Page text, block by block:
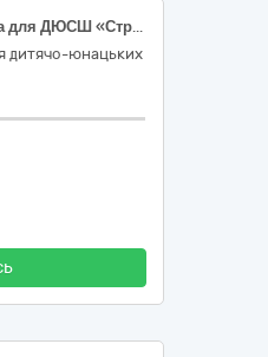
Послуги страхування майна для ДЮСШ «Стрімкий м’яч»
дитячо-юнацьких